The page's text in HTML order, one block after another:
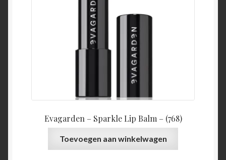
Evagarden – Sparkle Lip Balm – (768)
Toevoegen aan winkelwagen